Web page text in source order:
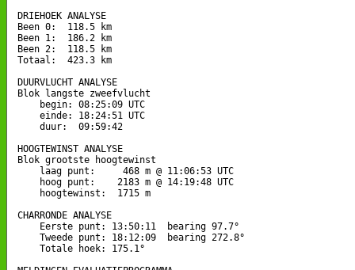
DRIEHOEK ANALYSE
Been 0:  118.5 km
Been 1:  186.2 km
Been 2:  118.5 km
Totaal:  423.3 km
DUURVLUCHT ANALYSE
Blok langste zweefvlucht
    begin: 08:25:09 UTC
    einde: 18:24:51 UTC
    duur:  09:59:42
HOOGTEWINST ANALYSE
Blok grootste hoogtewinst
    laag punt:     468 m @ 11:06:53 UTC
    hoog punt:    2183 m @ 14:19:48 UTC
    hoogtewinst:  1715 m
CHARRONDE ANALYSE
    Eerste punt: 13:50:11  bearing 97.7°
    Tweede punt: 18:12:09  bearing 272.8°
    Totale hoek: 175.1°